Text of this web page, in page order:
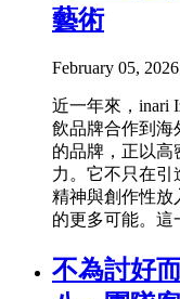
藝術
February 05, 2026
近一年來，inari
飲品牌合作到海
的品牌，正以高
力。它不只在引
精神與創作性放
的更多可能。這
不為討好